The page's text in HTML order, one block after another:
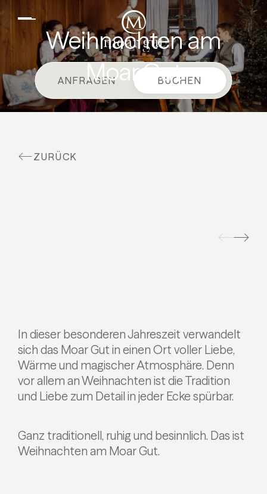
Suiten & Angebote
Familienurlaub
Moar Gut
Kulinarik
DEEN
Weihnachten am
Moar Gut
ANFRAGEN BUCHEN
ZURÜCK
In dieser besonderen Jahreszeit verwandelt
sich das Moar Gut in einen Ort voller Liebe,
Wärme und magischer Atmosphäre. Denn
vor allem an Weihnachten ist die Tradition
und Liebe zum Detail in jeder Ecke spürbar.
Ganz traditionell, ruhig und besinnlich. Das ist
Weihnachten am Moar Gut.